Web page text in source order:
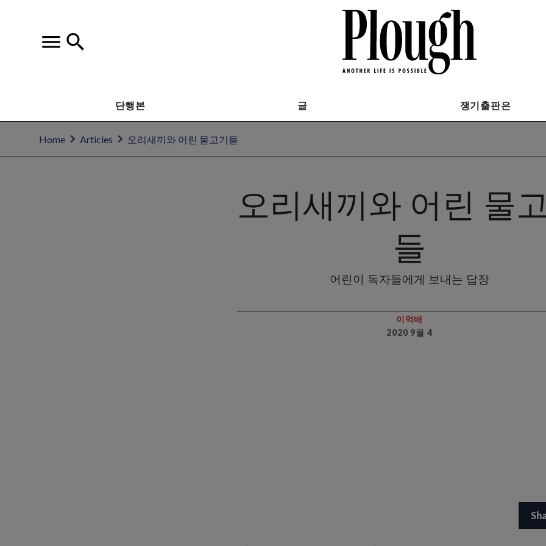
단행본 글 쟁기출판은
Home Articles 오리새끼와 어린 물고기들
오리새끼와 어린 물
들
어린이 독자들에게 보내는 답장
이억배
2020 9월 4